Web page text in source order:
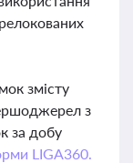
змісту
з
за добу
LIGA360.